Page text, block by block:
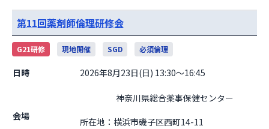
第11回薬剤師倫理研修会
G21研修 現地開催 SGD 必須倫理
日時 2026年8月23日(日) 13:30～16:45
会場
所在地：横浜市磯子区西町14-11